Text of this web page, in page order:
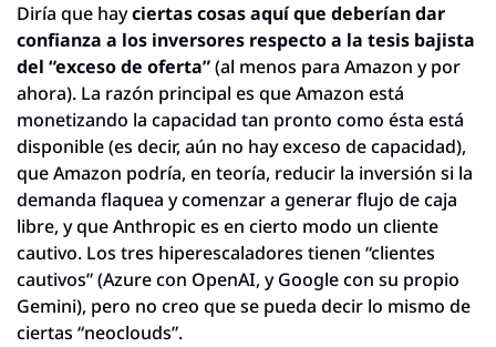
Diría que hay ciertas cosas aquí que deberían dar
confianza a los inversores respecto a la tesis bajista
del “exceso de oferta” (al menos para Amazon y por
ahora). La razón principal es que Amazon está
monetizando la capacidad tan pronto como ésta está
disponible (es decir, aún no hay exceso de capacidad),
que Amazon podría, en teoría, reducir la inversión si la
demanda flaquea y comenzar a generar flujo de caja
libre, y que Anthropic es en cierto modo un cliente
cautivo. Los tres hiperescaladores tienen “clientes
cautivos” (Azure con OpenAI, y Google con su propio
Gemini), pero no creo que se pueda decir lo mismo de
ciertas “neoclouds”.